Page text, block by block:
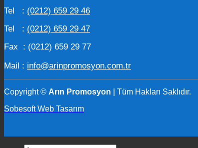
Tel : (0212) 659 29 46
Tel : (0212) 659 29 47
Fax : (0212) 659 29 77
Mail : info@arinpromosyon.com.tr
Copyright © Arın Promosyon
| Tüm Hakları Saklıdır.
Sobesoft Web Tasarım